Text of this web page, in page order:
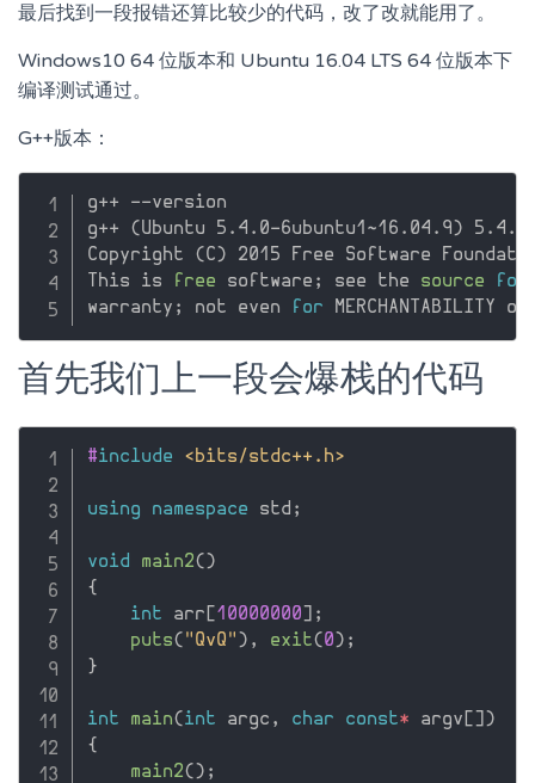
最后找到一段报错还算比较少的代码，改了改就能用了。
Windows10 64 位版本和 Ubuntu 16.04 LTS 64 位版本下
编译测试通过。
G++版本：
g++ --version
g++ (Ubuntu 5.4.0-6ubuntu1~16.04.9) 5.4.0
Copyright (C) 2015 Free Software
This is
free software ; see the source for
warranty ; not even for
首先我们上一段会爆栈的代码
#include <bits/stdc++.h>
using namespace std ;
void main2( )
{
int arr 10000000
;
puts( "QvQ" ) , exit( 0 ) ;
}
int main( int argc , char const* argv
)
{
main2( ) ;